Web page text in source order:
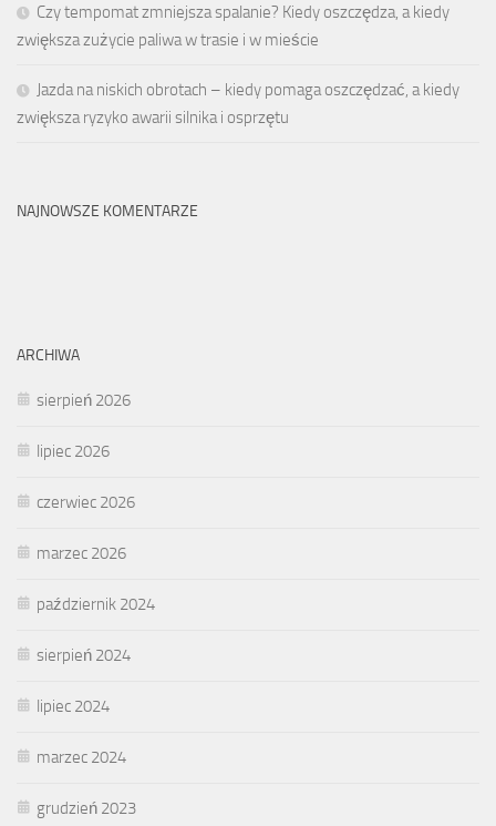
Czy tempomat zmniejsza spalanie? Kiedy oszczędza, a kiedy
zwiększa zużycie paliwa w trasie i w mieście
Jazda na niskich obrotach – kiedy pomaga oszczędzać, a kiedy
zwiększa ryzyko awarii silnika i osprzętu
NAJNOWSZE KOMENTARZE
ARCHIWA
sierpień 2026
lipiec 2026
czerwiec 2026
marzec 2026
październik 2024
sierpień 2024
lipiec 2024
marzec 2024
grudzień 2023